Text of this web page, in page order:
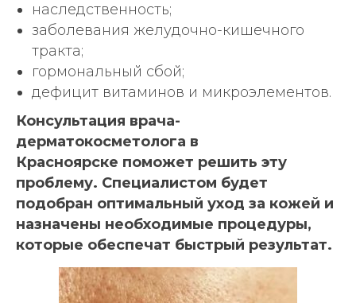
наследственность;
заболевания желудочно-кишечного
тракта;
гормональный сбой;
дефицит витаминов и микроэлементов.
Консультация врача-
дерматокосметолога в
Красноярске поможет решить эту
проблему. Специалистом будет
подобран оптимальный уход за кожей и
назначены необходимые процедуры,
которые обеспечат быстрый результат.